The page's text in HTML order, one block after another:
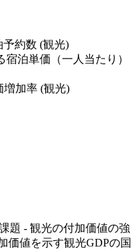
予約数 (観光)
泊単価（一人当たり）
増加率 (観光)
題 - 観光の付加価値の強
価値を示す観光GDPの国